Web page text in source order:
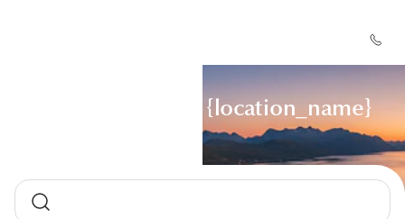
Lej {filter_string} i {location_name}